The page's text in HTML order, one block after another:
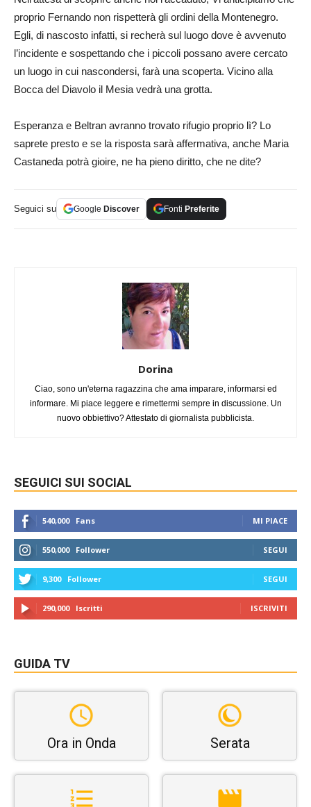
proprio Fernando non rispetterà gli ordini della Montenegro.
Egli, di nascosto infatti, si recherà sul luogo dove è avvenuto
l’incidente e sospettando che i piccoli possano avere cercato
un luogo in cui nascondersi, farà una scoperta. Vicino alla
Bocca del Diavolo il Mesia vedrà una grotta.
Esperanza e Beltran avranno trovato rifugio proprio lì? Lo
saprete presto e se la risposta sarà affermativa, anche Maria
Castaneda potrà gioire, ne ha pieno diritto, che ne dite?
Seguici su Google Discover Fonti Preferite
Dorina
Ciao, sono un'eterna ragazzina che ama imparare, informarsi ed
informare. Mi piace leggere e rimettermi sempre in discussione. Un
nuovo obbiettivo? Attestato di giornalista pubblicista.
SEGUICI SUI SOCIAL
540,000 Fans MI PIACE
550,000 Follower SEGUI
9,300 Follower SEGUI
290,000 Iscritti ISCRIVITI
GUIDA TV
Ora in Onda Serata